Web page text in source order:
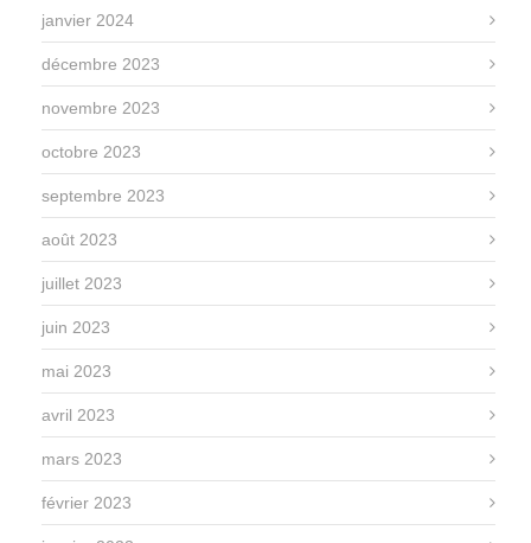
janvier 2024
décembre 2023
novembre 2023
octobre 2023
septembre 2023
août 2023
juillet 2023
juin 2023
mai 2023
avril 2023
mars 2023
février 2023